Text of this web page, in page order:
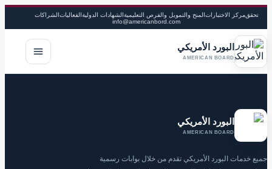
تحققمركز الاختباراتالمنح والتمويل والفرص التعليميةالشهادات الدوليةالفعالياتالشراكات
info@americanbord.com
البورد الأمريكي
AMERICAN BOARD
البورد الأمريكي
AMERICAN BOARD
جميع خدمات البورد الأمريكي تقدم من خلال بوابات رسمية